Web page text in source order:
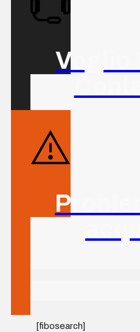
Voglio
[fibosearch]